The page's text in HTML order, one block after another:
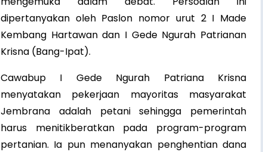
dipertanyakan oleh Paslon nomor urut 2 I Made
Kembang Hartawan dan I Gede Ngurah Patrianan
Krisna (Bang-Ipat).
Cawabup I Gede Ngurah Patriana Krisna
menyatakan pekerjaan mayoritas masyarakat
Jembrana adalah petani sehingga pemerintah
harus menitikberatkan pada program-program
pertanian. Ia pun menanyakan penghentian dana